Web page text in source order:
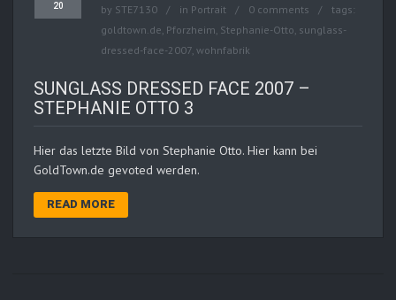
20 by STE7130 in Portrait 0 comments
tags:
goldtown.de, Pforzheim, Stephanie-Otto, sunglass-
dressed-face-2007, wohnfabrik
SUNGLASS DRESSED FACE 2007 –
STEPHANIE OTTO 3
Hier das letzte Bild von Stephanie Otto. Hier kann bei
GoldTown.de gevoted werden.
READ MORE